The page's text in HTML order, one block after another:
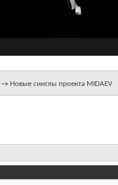
→ Новые синглы проекта MIDAEV